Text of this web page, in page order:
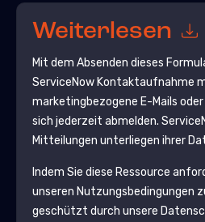
Weiterlesen
Mit dem Absenden dieses
ServiceNowKontaktaufnahme
marketingbezogene E-Mails
sich jederzeit abmelden.
Mitteilungen unterliegen ihrer
Indem Sie diese Ressource
unseren Nutzungsbedingungen
geschützt durch unsere